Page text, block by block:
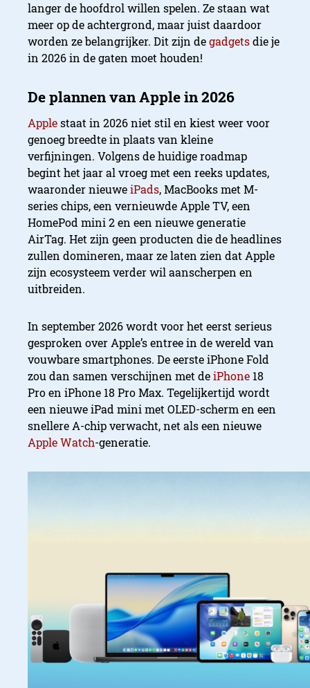
langer de hoofdrol willen spelen. Ze staan wat
meer op de achtergrond, maar juist daardoor
worden ze belangrijker. Dit zijn degadgetsdie je
in 2026 in de gaten moet houden!
Applestaat in 2026 niet stil en kiest weer voor
genoeg breedte in plaats van kleine
verfijningen. Volgens de huidige roadmap
begint het jaar al vroeg met een reeks updates,
waaronder nieuweiPads, MacBooks met M-
series chips, een vernieuwde Apple TV, een
HomePod mini 2 en een nieuwe generatie
AirTag. Het zijn geen producten die de headlines
zullen domineren, maar ze laten zien dat Apple
zijn ecosysteem verder wil aanscherpen en
uitbreiden.
In september 2026 wordt voor het eerst serieus
gesproken over Apple’s entree in de wereld van
vouwbare smartphones. De eerste iPhone Fold
zou dan samen verschijnen met deiPhone 18
Pro en iPhone 18 Pro Max. Tegelijkertijd wordt
een nieuwe iPad mini met OLED-scherm en een
snellere A-chip verwacht, net als een nieuwe
Apple Watch-generatie.